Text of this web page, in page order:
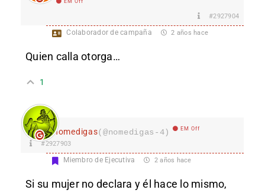
#2927904
Colaborador de campaña 2 años hace
Quien calla otorga…
1
nomedigas(@nomedigas-4) EM Off
#2927903
Miembro de Ejecutiva 2 años hace
Si su mujer no declara y él hace lo mismo,